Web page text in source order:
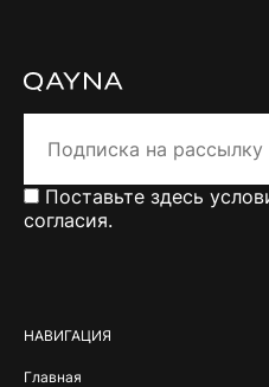
Поставьте здесь
согласия.
НАВИГАЦИЯ
Главная